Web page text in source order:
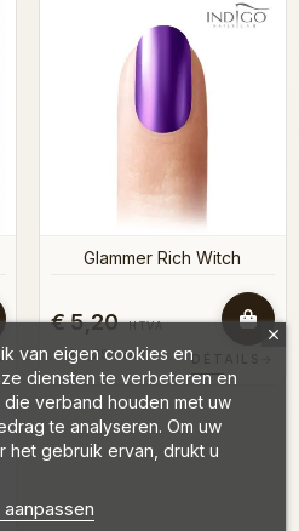
Glammer Rich Witch
€ 5,20 HTVA
€ 6,29 TVAC DÉTAILS
van eigen cookies en
diensten te verbeteren en
verband houden met uw
te analyseren. Om uw
het gebruik ervan, drukt u